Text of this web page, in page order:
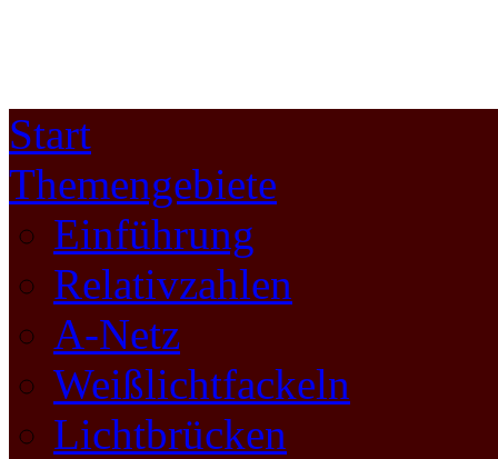
Start
Themengebiete
Einführung
Relativzahlen
A-Netz
Weißlichtfackeln
Lichtbrücken